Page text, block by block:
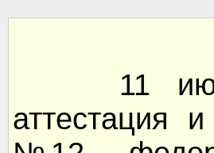
11 июня
аттестация